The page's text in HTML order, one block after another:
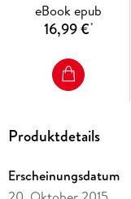
Why these clients?
entitled to a fair
eBook epub
16,99 €*
Produktdetails
Erscheinungsdatum